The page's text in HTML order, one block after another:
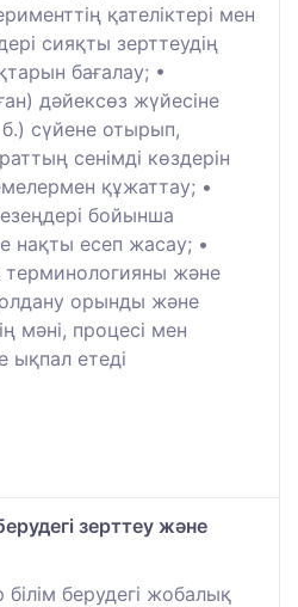
қателіктері мен
сияқты зерттеудің
бағалау; •
дәйексөз жүйесіне
сүйене отырып,
сенімді көздерін
құжаттау; •
бойынша
нақты есеп жасау; •
терминологияны және
орынды және
мәні, процесі мен
ықпал етеді
зерттеу және
берудегі жобалық